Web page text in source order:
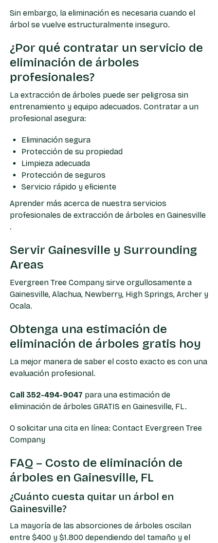
Sin embargo, la eliminación es necesaria cuando el
árbol se vuelve estructuralmente inseguro.
¿Por qué contratar un servicio de
eliminación de árboles
profesionales?
La extracción de árboles puede ser peligrosa sin
entrenamiento y equipo adecuados. Contratar a un
profesional asegura:
Eliminación segura
Protección de su propiedad
Limpieza adecuada
Protección de seguros
Servicio rápido y eficiente
Aprender más acerca de nuestra servicios
profesionales de extracción de árboles en Gainesville
.
Servir Gainesville y Surrounding
Areas
Evergreen Tree Company sirve orgullosamente a
Gainesville, Alachua, Newberry, High Springs, Archer y
Ocala.
Obtenga una estimación de
eliminación de árboles gratis hoy
La mejor manera de saber el costo exacto es con una
evaluación profesional.
Call 352-494-9047 para una estimación de
eliminación de árboles GRATIS en Gainesville, FL.
O solicitar una cita en línea: Contact Evergreen Tree
Company
FAQ – Costo de eliminación de
árboles en Gainesville, FL
¿Cuánto cuesta quitar un árbol en
Gainesville?
La mayoría de las absorciones de árboles oscilan
entre $400 y $1.800 dependiendo del tamaño y el